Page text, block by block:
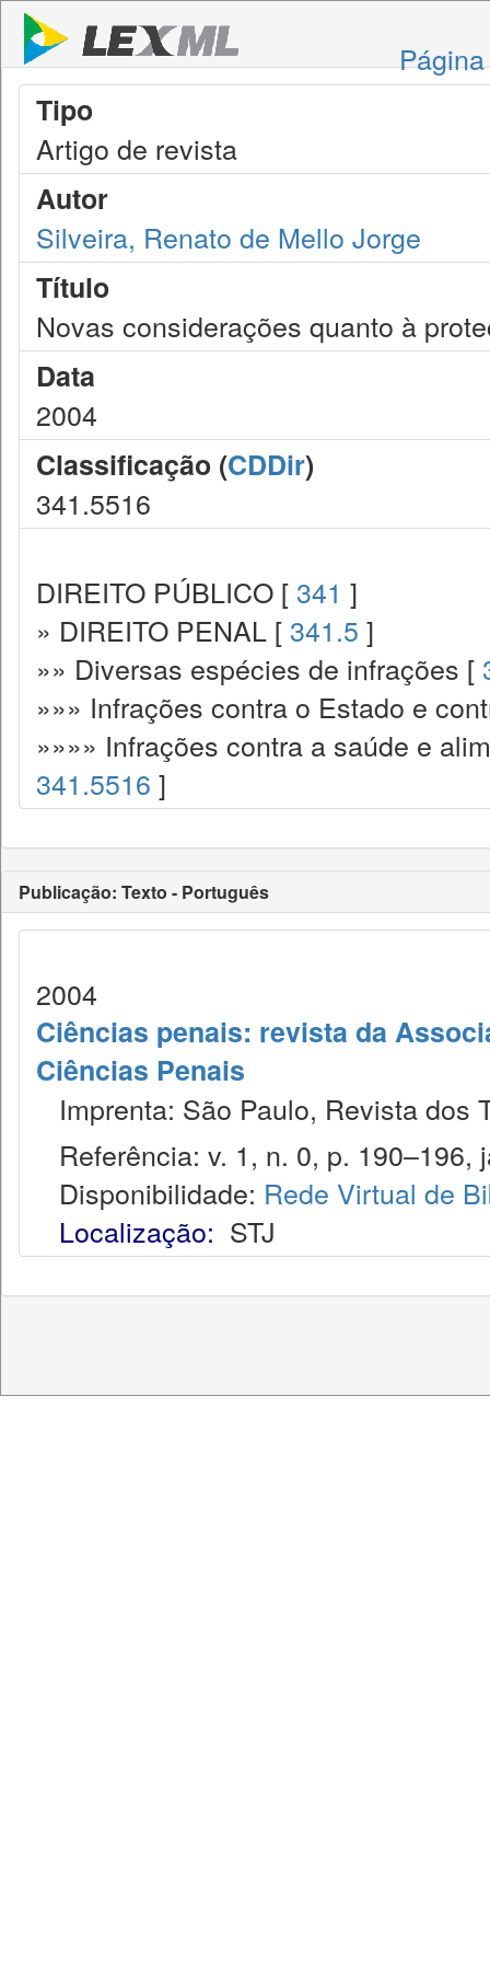
Tipo
Artigo de revista
Autor
Silveira, Renato de Mello Jorge
Título
Novas considerações quanto à
Data
2004
Classificação (CDDir)
341.5516
DIREITO PÚBLICO [ 341 ]
» DIREITO PENAL [ 341.5 ]
»» Diversas espécies de infrações [
»»» Infrações contra o Estado e
»»»» Infrações contra a saúde e
341.5516 ]
Publicação: Texto - Português
2004
Ciências penais: revista da
Ciências Penais
Imprenta: São Paulo, Revista dos
Referência: v. 1, n. 0, p. 190–196,
Disponibilidade: Rede Virtual de
Localização: STJ